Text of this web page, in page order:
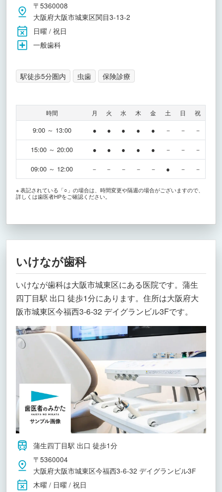
〒5360008
大阪府大阪市城東区関目3-13-2
日曜 / 祝日
一般歯科
駅徒歩5分圏内 虫歯 保険診療
時間 月 火 水 木 金 土 日 祝
9:00 ～ 13:00 ● ● ● ● ● － － －
15:00 ～ 20:00 ● ● ● ● ● － － －
09:00 ～ 12:00 － － － － － ● － －
※ 表記されている「○」の場合は、時間変更や隔週の場合がございますので、
詳しくは歯医者HPをご確認ください。
いけなが歯科
いけなが歯科は大阪市城東区にある医院です。蒲生
四丁目駅 出口 徒歩1分にあります。住所は大阪府大
阪市城東区今福西3-6-32 デイグランビル3Fです。
蒲生四丁目駅 出口 徒歩1分
〒5360004
大阪府大阪市城東区今福西3-6-32 デイグランビル3F
木曜 / 日曜 / 祝日